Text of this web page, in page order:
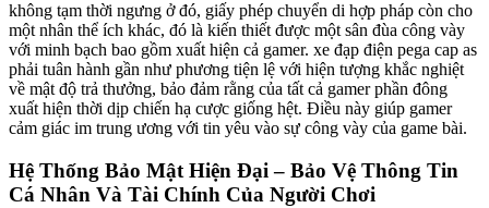
không tạm thời ngưng ở đó, giấy phép chuyển di hợp pháp còn cho
một nhân thể ích khác, đó là kiến thiết được một sân đùa công vày
với minh bạch bao gồm xuất hiện cả gamer. xe đạp điện pega cap as
phải tuân hành gần như phương tiện lệ với hiện tượng khắc nghiệt
về mật độ trả thưởng, bảo đảm rằng của tất cả gamer phần đông
xuất hiện thời dịp chiến hạ cược giống hệt. Điều này giúp gamer
cảm giác im trung ương với tin yêu vào sự công vày của game bài.
Hệ Thống Bảo Mật Hiện Đại – Bảo Vệ Thông Tin
Cá Nhân Và Tài Chính Của Người Chơi